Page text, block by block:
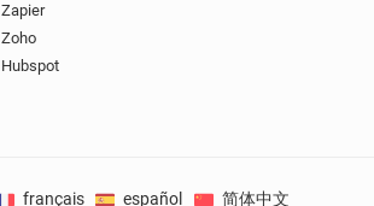
Zapier
Zoho
Hubspot
français español 简体中文